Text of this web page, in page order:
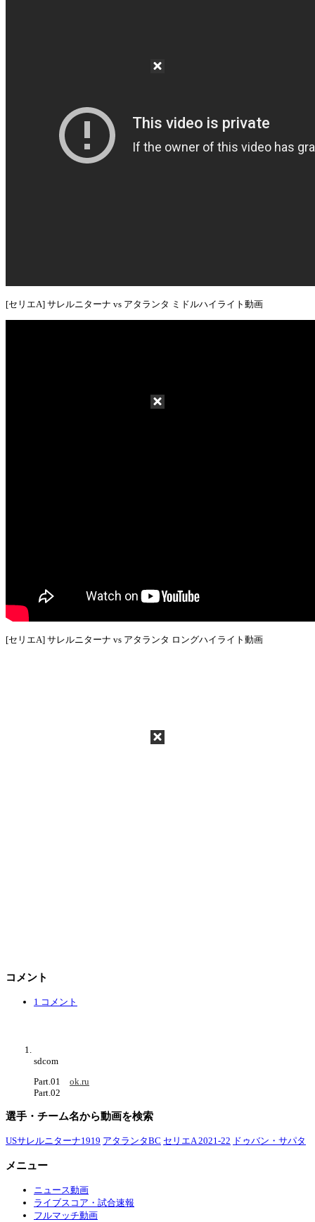
[セリエA] サレルニターナ vs アタランタ ミドルハイライト動画
[セリエA] サレルニターナ vs アタランタ ロングハイライト動画
コメント
1 コメント
sdcom
Part.01 ok.ru
Part.02
選手・チーム名から動画を検索
USサレルニターナ1919 アタランタBC セリエA 2021-22 ドゥバン・サパタ
メニュー
ニュース動画
ライブスコア・試合速報
フルマッチ動画